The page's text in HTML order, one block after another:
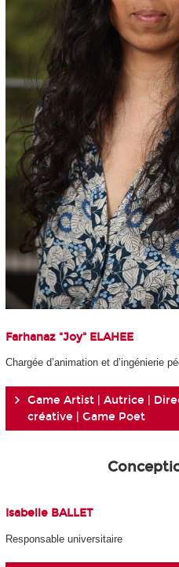
Farhanaz "Joy" ELAHEE
Chargée d’animation et d’ingénierie
Game Artist | Autrice |
créative | Game Poet
Isabelle BALLET
Responsable universitaire